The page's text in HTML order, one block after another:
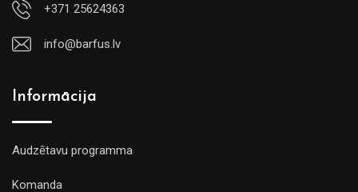
+371 25624363
info@barfus.lv
Informācija
Audzētavu programma
Komanda